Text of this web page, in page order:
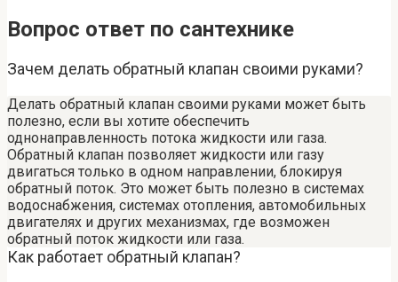
Вопрос ответ по сантехнике
Зачем делать обратный клапан своими руками?
Делать обратный клапан своими руками может быть
полезно, если вы хотите обеспечить
однонаправленность потока жидкости или газа.
Обратный клапан позволяет жидкости или газу
двигаться только в одном направлении, блокируя
обратный поток. Это может быть полезно в системах
водоснабжения, системах отопления, автомобильных
двигателях и других механизмах, где возможен
обратный поток жидкости или газа.
Как работает обратный клапан?